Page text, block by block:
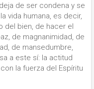
de ser condena y se
vida humana, es decir,
del bien, de hacer el
de magnanimidad, de
de mansedumbre,
a este sí: la actitud
la fuerza del Espíritu